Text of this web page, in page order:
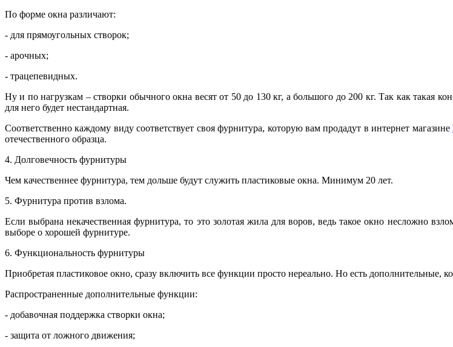
По форме окна различают:
- для прямоугольных створок;
- арочных;
- трацепевидных.
Ну и по нагрузкам – створки обычного окна весят от 50 до 130 кг, а большого до 200 кг. Так как такая
для него будет нестандартная.
Соответственно каждому виду соответствует своя фурнитура, которую вам продадут в интернет магазине
отечественного образца.
4. Долговечность фурнитуры
Чем качественнее фурнитура, тем дольше будут служить пластиковые окна. Минимум 20 лет.
5. Фурнитура против взлома.
Если выбрана некачественная фурнитура, то это золотая жила для воров, ведь такое окно несложно
выборе о хорошей фурнитуре.
6. Функциональность фурнитуры
Приобретая пластиковое окно, сразу включить все функции просто нереально. Но есть дополнительные,
Распространенные дополнительные функции:
- добавочная поддержка створки окна;
- защита от ложного движения;